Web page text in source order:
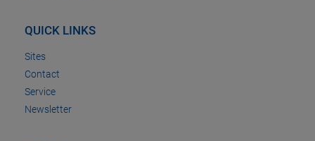
QUICK LINKS
Sites
Contact
Service
Newsletter